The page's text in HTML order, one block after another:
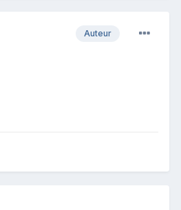
Auteur